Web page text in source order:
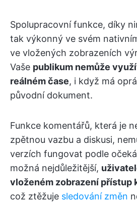
Spolupracovní funkce, díky
tak výkonný ve svém
ve vložených zobrazeních
Vaše publikum nemůže
reálném čase, i když má
původní dokument.
Funkce komentářů, která je
zpětnou vazbu a diskusi,
verzích fungovat podle
možná nejdůležitější,
vloženém zobrazení přístup
což ztěžuje sledování změn